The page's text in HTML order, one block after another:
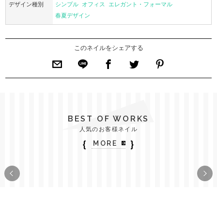
デザイン種別 シンプル オフィス エレガント・フォーマル
春夏デザイン
このネイルをシェアする
BEST OF WORKS
人気のお客様ネイル
｛ MORE ｝